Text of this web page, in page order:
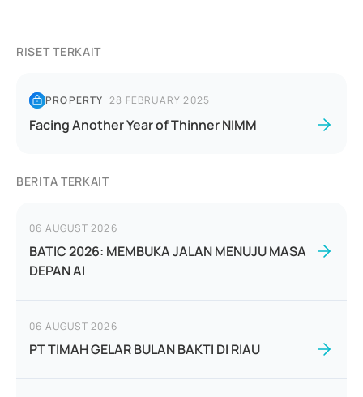
RISET TERKAIT
PROPERTY|28 FEBRUARY 2025
Facing Another Year of Thinner NIMM
BERITA TERKAIT
06 AUGUST 2026
BATIC 2026: MEMBUKA JALAN MENUJU MASA
DEPAN AI
06 AUGUST 2026
PT TIMAH GELAR BULAN BAKTI DI RIAU